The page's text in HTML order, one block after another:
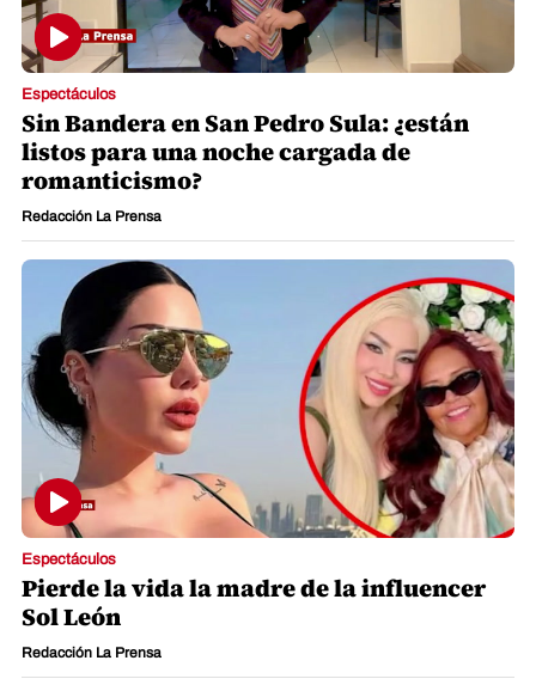
Espectáculos
Sin Bandera en San Pedro Sula: ¿están
listos para una noche cargada de
romanticismo?
Redacción La Prensa
Espectáculos
Pierde la vida la madre de la influencer
Sol León
Redacción La Prensa